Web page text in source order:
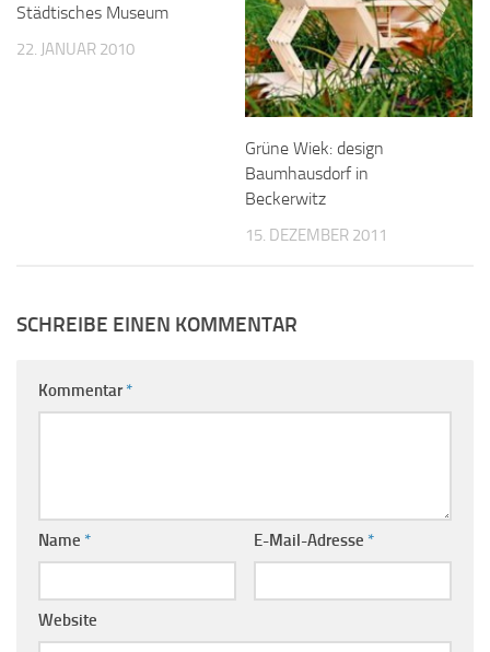
Städtisches Museum
22. JANUAR 2010
Grüne Wiek: design
Baumhausdorf in
Beckerwitz
15. DEZEMBER 2011
SCHREIBE EINEN KOMMENTAR
Kommentar*
Name * E-Mail-Adresse *
Website